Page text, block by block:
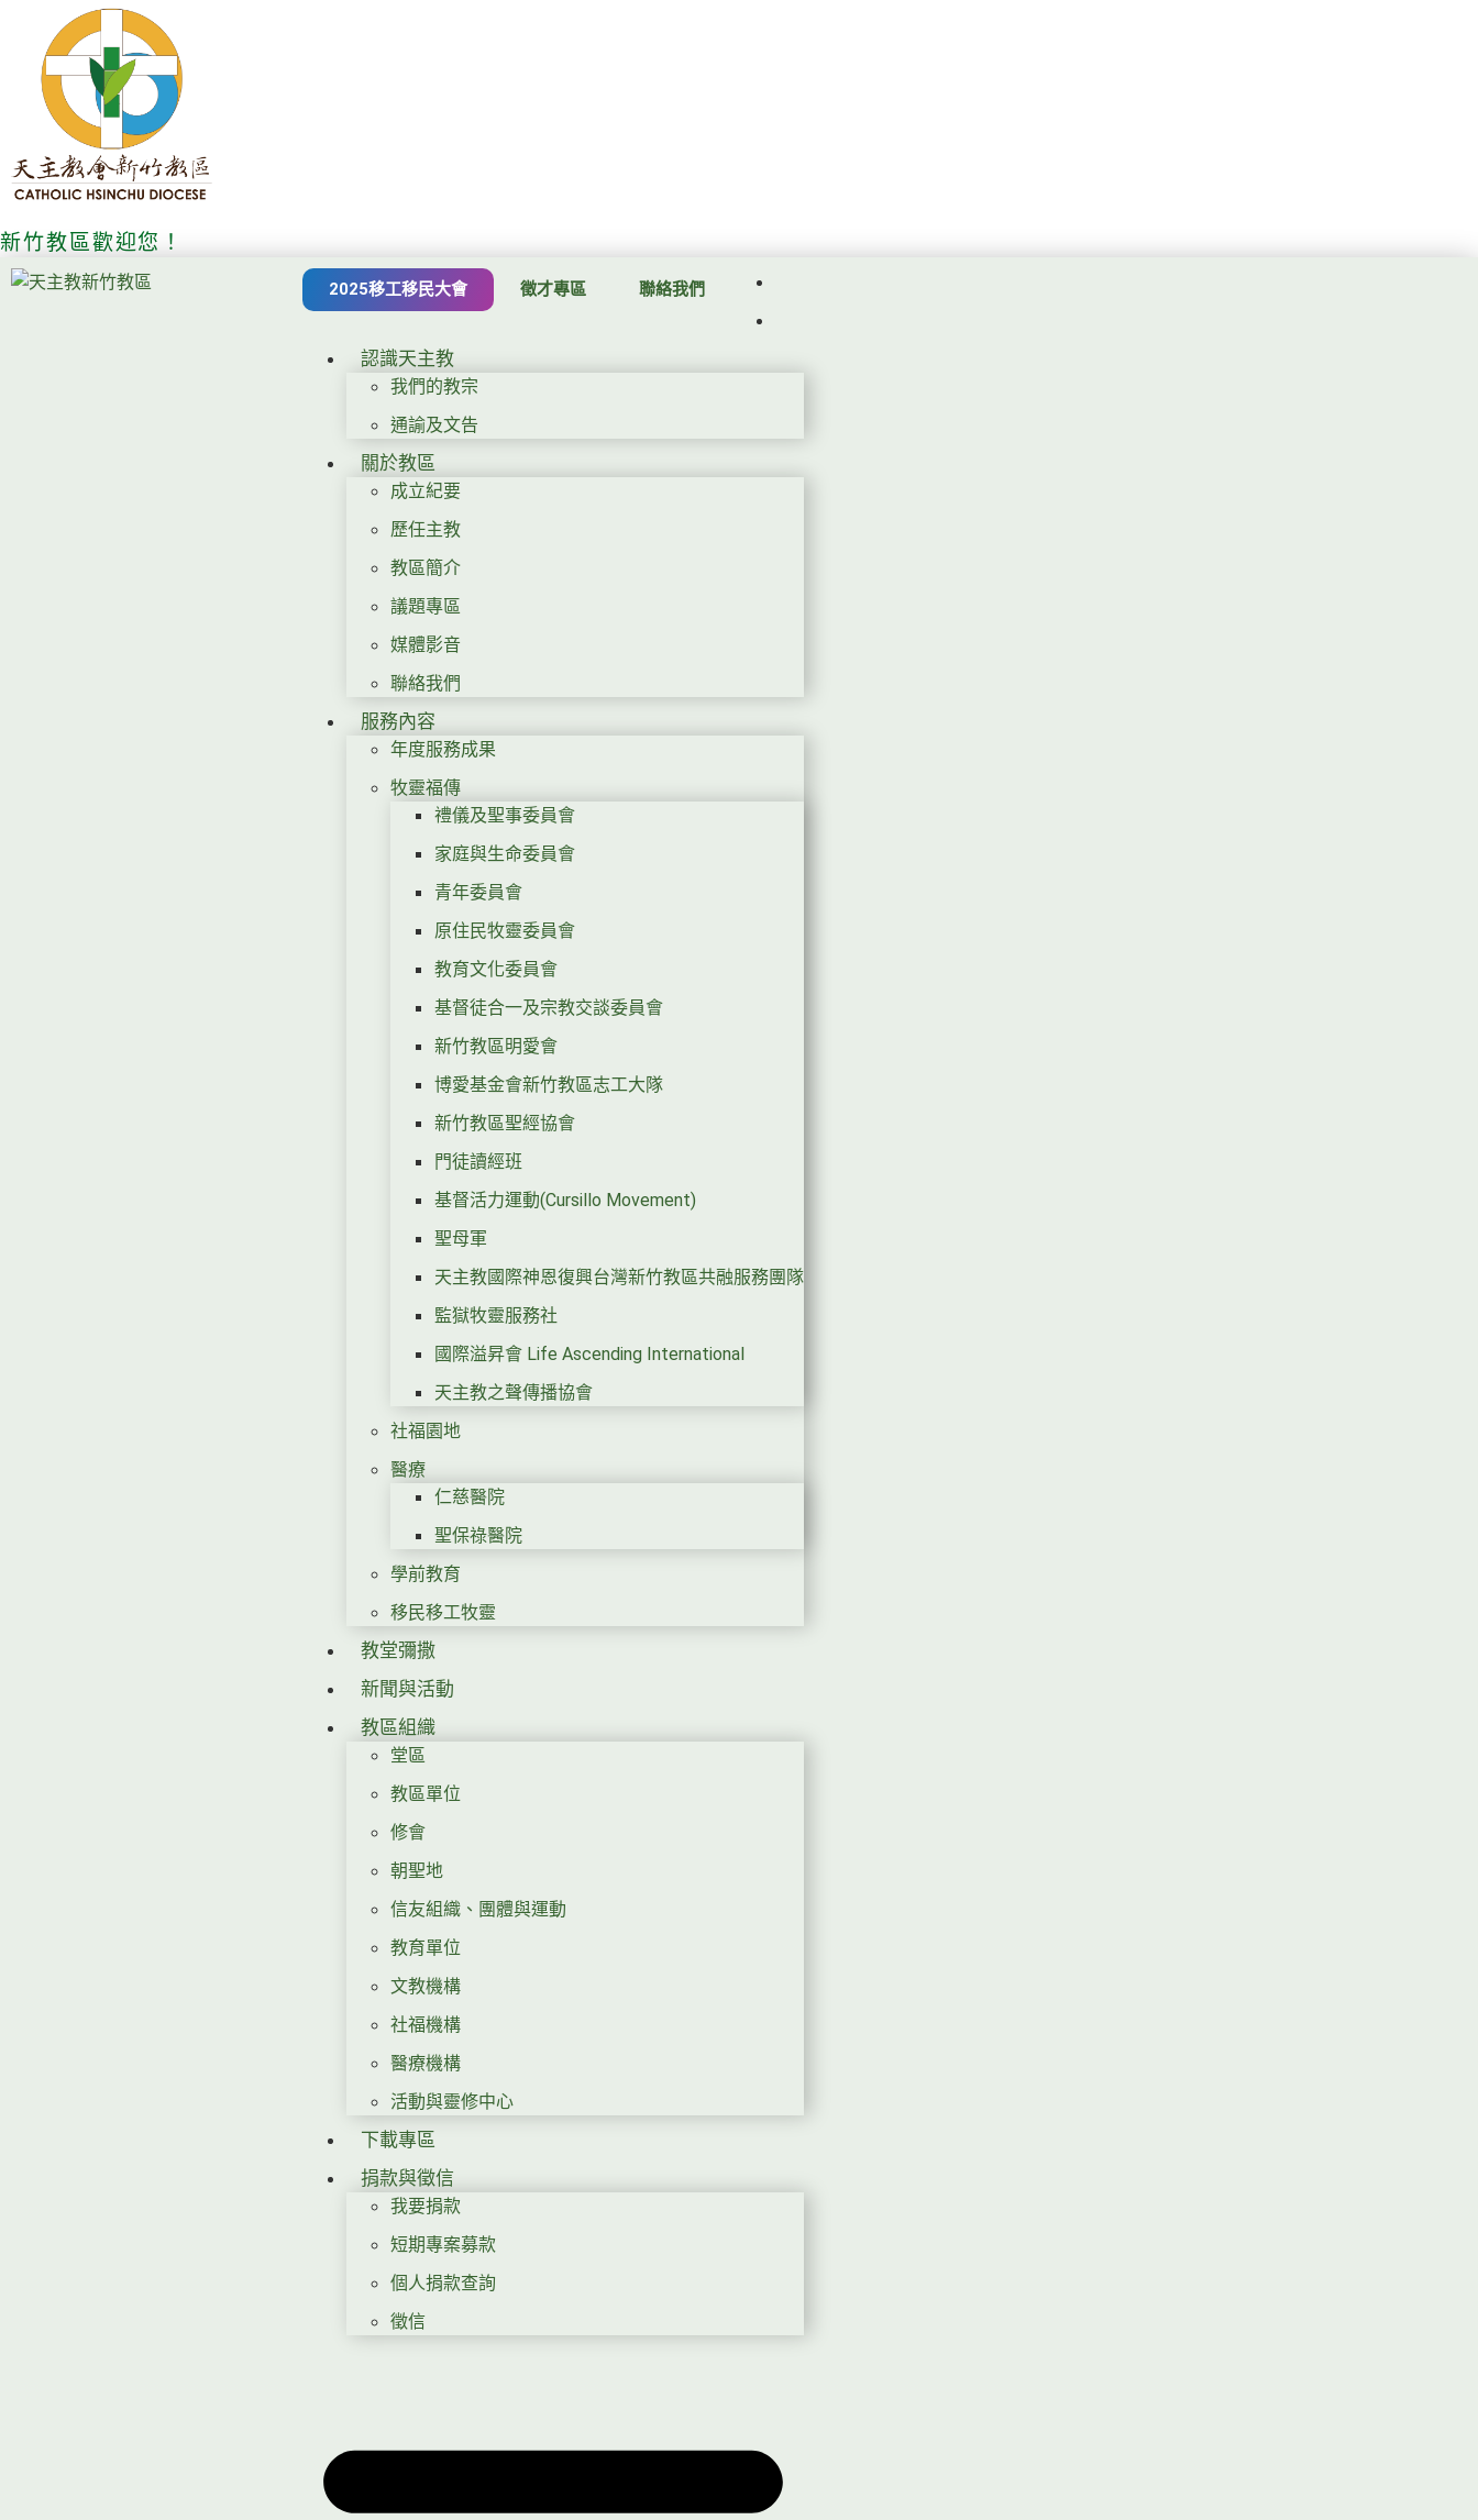
新竹教區歡迎您！
2025移工移民大會 徵才專區 聯絡我們
認識天主教
我們的教宗
通諭及文告
關於教區
成立紀要
歷任主教
教區簡介
議題專區
媒體影音
聯絡我們
服務內容
年度服務成果
牧靈福傳
禮儀及聖事委員會
家庭與生命委員會
青年委員會
原住民牧靈委員會
教育文化委員會
基督徒合一及宗教交談委員會
新竹教區明愛會
博愛基金會新竹教區志工大隊
新竹教區聖經協會
門徒讀經班
基督活力運動(Cursillo Movement)
聖母軍
天主教國際神恩復興台灣新竹教區共融服務團隊
監獄牧靈服務社
國際溢昇會 Life Ascending International
天主教之聲傳播協會
社福園地
醫療
仁慈醫院
聖保祿醫院
學前教育
移民移工牧靈
教堂彌撒
新聞與活動
教區組織
堂區
教區單位
修會
朝聖地
信友組織、團體與運動
教育單位
文教機構
社福機構
醫療機構
活動與靈修中心
下載專區
捐款與徵信
我要捐款
短期專案募款
個人捐款查詢
徵信